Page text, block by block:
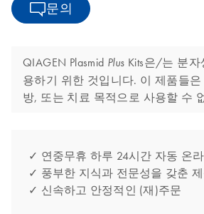
문의
QIAGEN Plasmid Plus Kits은/는 분
용하기 위한 것입니다. 이 제품들
방, 또는 치료 목적으로 사용할 수
✓ 연중무휴 하루 24시간 자동 온
✓ 풍부한 지식과 전문성을 갖춘
✓ 신속하고 안정적인 (재)주문